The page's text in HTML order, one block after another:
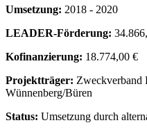
Umsetzung: 2018 - 2020
LEADER-Förderung:
Kofinanzierung: 18.774,00 €
Projektträger: Zweckverband
Wünnenberg/Büren
Status: Umsetzung durch